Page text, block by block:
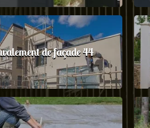
de façade 44